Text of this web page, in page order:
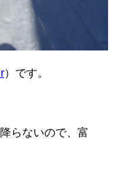
）です。
らないので、富